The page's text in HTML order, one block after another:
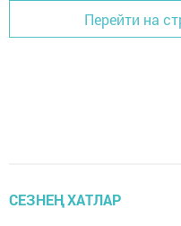
Перейти на
СЕЗНЕҢ ХАТЛАР